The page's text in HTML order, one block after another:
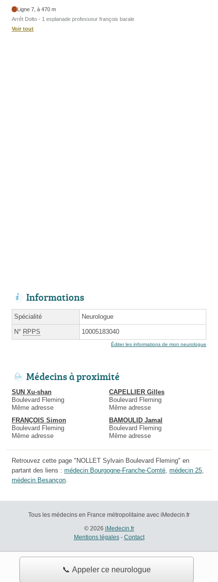
📞 Appeler ce neurologue
Ligne 7, à 470 m
Arrêt Dolto - 1 esplanade professeur françois barale
Voir tout
Informations
Spécialité Neurologue
N° RPPS 10005183040
Éditer les informations de mon neurologue
Médecins à proximité
SUN Xu-shan
Boulevard Fleming
Même adresse
CAPELLIER Gilles
Boulevard Fleming
Même adresse
FRANÇOIS Simon
Boulevard Fleming
Même adresse
BAMOULID Jamal
Boulevard Fleming
Même adresse
Retrouvez cette page "NOLLET Sylvain Boulevard Fleming" en
partant des liens : médecin Bourgogne-Franche-Comté médecin 25
médecin Besançon
Tous les médecins en France métropolitaine avec iMedecin.fr
© 2026 iMedecin.fr
Mentions légales- Contact